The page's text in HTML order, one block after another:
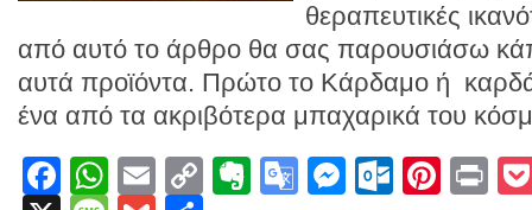
θεραπευτικές
από αυτό το άρθρο θα σας παρουσιάσω
αυτά προϊόντα. Πρώτο το Κάρδαμο ή
ένα από τα ακριβότερα μπαχαρικά του
Facebook
WhatsApp
EmailCopyEvernote
Google